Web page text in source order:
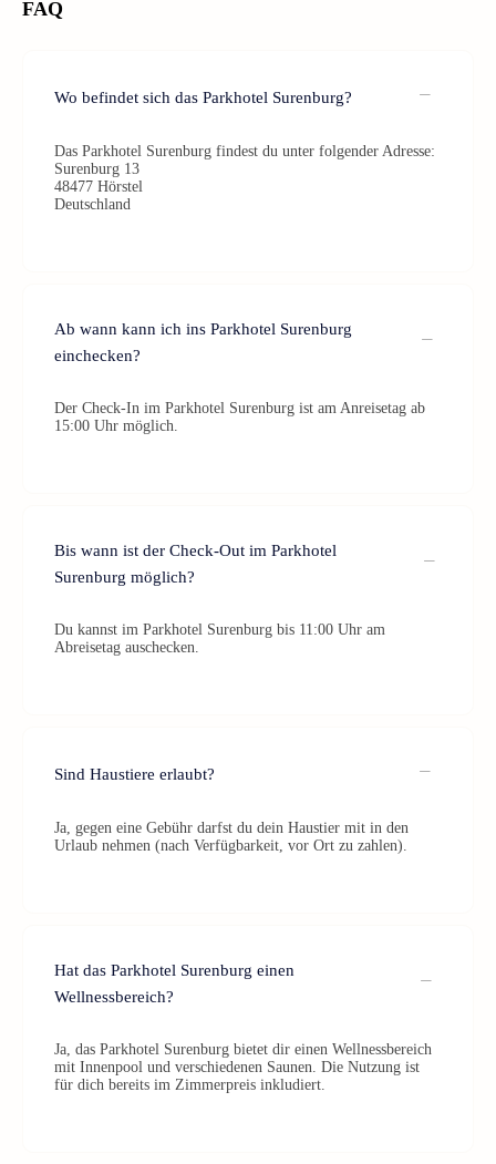
FAQ
Wo befindet sich das Parkhotel Surenburg?
Das Parkhotel Surenburg findest du unter folgender Adresse:
Surenburg 13
48477 Hörstel
Deutschland
Ab wann kann ich ins Parkhotel Surenburg
einchecken?
Der Check-In im Parkhotel Surenburg ist am Anreisetag ab
15:00 Uhr möglich.
Bis wann ist der Check-Out im Parkhotel
Surenburg möglich?
Du kannst im Parkhotel Surenburg bis 11:00 Uhr am
Abreisetag auschecken.
Sind Haustiere erlaubt?
Ja, gegen eine Gebühr darfst du dein Haustier mit in den
Urlaub nehmen (nach Verfügbarkeit, vor Ort zu zahlen).
Hat das Parkhotel Surenburg einen
Wellnessbereich?
Ja, das Parkhotel Surenburg bietet dir einen Wellnessbereich
mit Innenpool und verschiedenen Saunen. Die Nutzung ist
für dich bereits im Zimmerpreis inkludiert.